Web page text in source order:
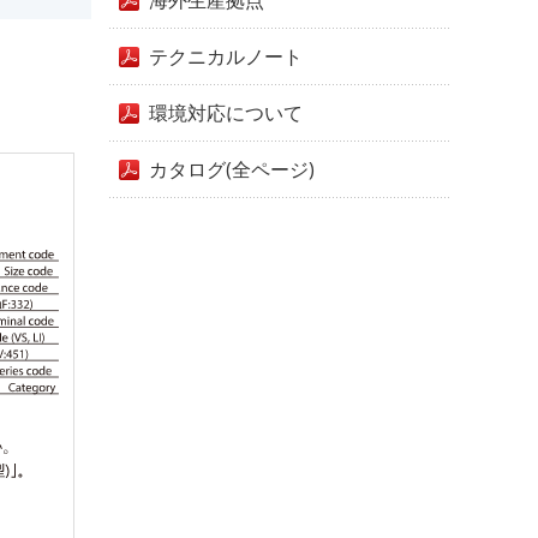
テクニカルノート
環境対応について
カタログ(全ページ)